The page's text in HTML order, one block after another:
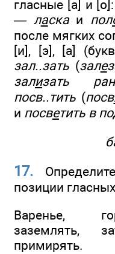
гласные [а] и [о]:
— ласкаи пол
после мягких
[и], [э], [а]
зал..зать (зале
зализать
посв..тить (посв
и посветить в
17.
позиции
Варенье,
заземлять,
примирять.